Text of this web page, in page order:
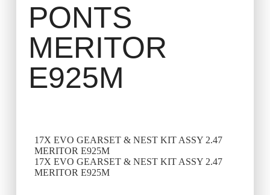
PONTS
MERITOR
E925M
17X EVO GEARSET & NEST KIT ASSY 2.47
MERITOR E925M
17X EVO GEARSET & NEST KIT ASSY 2.47
MERITOR E925M